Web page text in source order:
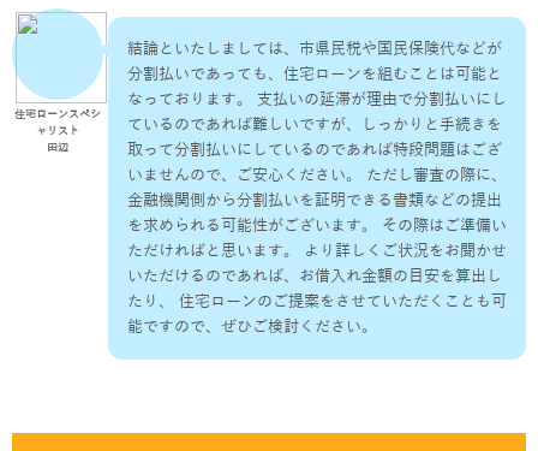
住宅ローンスペシ
ャリスト
田辺
結論といたしましては、市県民税や国民保険代などが
分割払いであっても、住宅ローンを組むことは可能と
なっております。 支払いの延滞が理由で分割払いにし
ているのであれば難しいですが、しっかりと手続きを
取って分割払いにしているのであれば特段問題はござ
いませんので、ご安心ください。 ただし審査の際に、
金融機関側から分割払いを証明できる書類などの提出
を求められる可能性がございます。 その際はご準備い
ただければと思います。 より詳しくご状況をお聞かせ
いただけるのであれば、お借入れ金額の目安を算出し
たり、 住宅ローンのご提案をさせていただくことも可
能ですので、ぜひご検討ください。